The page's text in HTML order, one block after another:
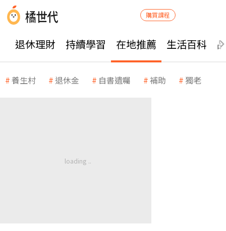
購買課程
退休理財 持續學習 在地推薦 生活百科
養生村 退休金 自書遺囑 補助 獨老